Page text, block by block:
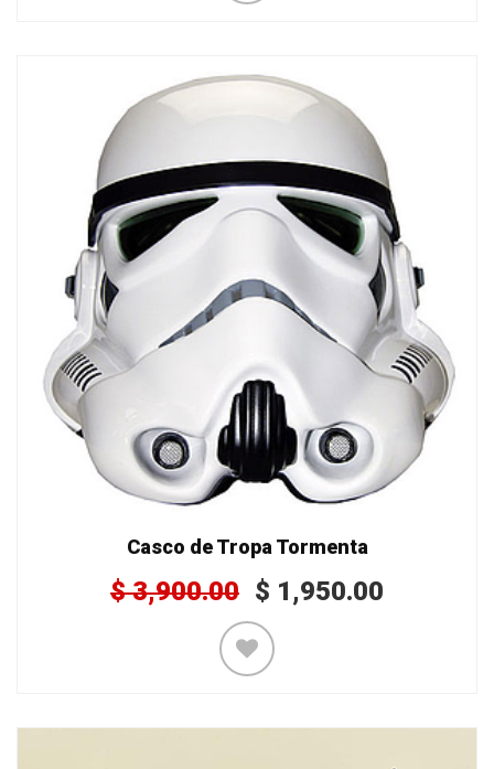
Casco de Tropa Tormenta
$3,900.00 $ 1,950.00